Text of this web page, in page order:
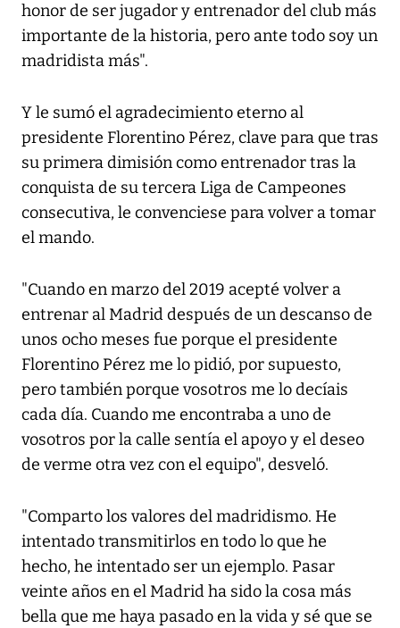
honor de ser jugador y entrenador del club más
importante de la historia, pero ante todo soy un
madridista más".
Y le sumó el agradecimiento eterno al
presidente Florentino Pérez, clave para que tras
su primera dimisión como entrenador tras la
conquista de su tercera Liga de Campeones
consecutiva, le convenciese para volver a tomar
el mando.
"Cuando en marzo del 2019 acepté volver a
entrenar al Madrid después de un descanso de
unos ocho meses fue porque el presidente
Florentino Pérez me lo pidió, por supuesto,
pero también porque vosotros me lo decíais
cada día. Cuando me encontraba a uno de
vosotros por la calle sentía el apoyo y el deseo
de verme otra vez con el equipo", desveló.
"Comparto los valores del madridismo. He
intentado transmitirlos en todo lo que he
hecho, he intentado ser un ejemplo. Pasar
veinte años en el Madrid ha sido la cosa más
bella que me haya pasado en la vida y sé que se